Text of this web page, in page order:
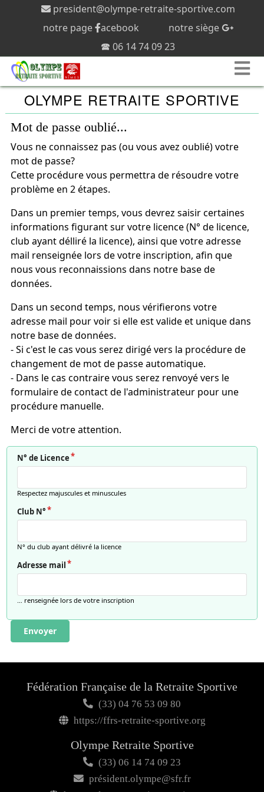
president@olympe-retraite-sportive.com
notre page
acebook
notre siège
🕿 06 14 74 09 23
OLYMPE RETRAITE SPORTIVE
Mot de passe oublié...
Vous ne connaissez pas (ou vous avez oublié) votre
mot de passe?
Cette procédure vous permettra de résoudre votre
problème en 2 étapes.
Dans un premier temps, vous devrez saisir certaines
informations figurant sur votre licence (N° de licence,
club ayant délliré la licence), ainsi que votre adresse
mail renseignée lors de votre inscription, afin que
nous vous reconnaissions dans notre base de
données.
Dans un second temps, nous vérifierons votre
adresse mail pour voir si elle est valide et unique dans
notre base de données.
- Si c'est le cas vous serez dirigé vers la procédure de
changement de mot de passe automatique.
- Dans le cas contraire vous serez renvoyé vers le
formulaire de contact de l'administrateur pour une
procédure manuelle.
Merci de votre attention.
N° de Licence
Respectez majuscules et minuscules
Club N°
N° du club ayant délivré la licence
Adresse mail
… renseignée lors de votre inscription
Envoyer
Fédération Française de la Retraite Sportive
(33) 04 76 53 09 80
https://ffrs-retraite-sportive.org
Olympe Retraite Sportive
(33) 06 14 74 09 23
président.olympe@sfr.fr